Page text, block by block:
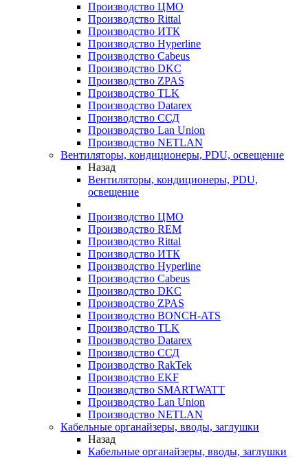
Производство ЦМО
Производство Rittal
Производство ИТК
Производство Hyperline
Производство Cabeus
Производство DKC
Производство ZPAS
Производство TLK
Производство Datarex
Производство ССД
Производство Lan Union
Производство NETLAN
Вентиляторы, кондиционеры, PDU, освещение
Назад
Вентиляторы, кондиционеры, PDU,
освещение
Производство ЦМО
Производство REM
Производство Rittal
Производство ИТК
Производство Hyperline
Производство Cabeus
Производство DKC
Производство ZPAS
Производство BONCH-ATS
Производство TLK
Производство Datarex
Производство ССД
Производство RakTek
Производство EKF
Производство SMARTWATT
Производство Lan Union
Производство NETLAN
Кабельные органайзеры, вводы, заглушки
Назад
Кабельные органайзеры, вводы, заглушки